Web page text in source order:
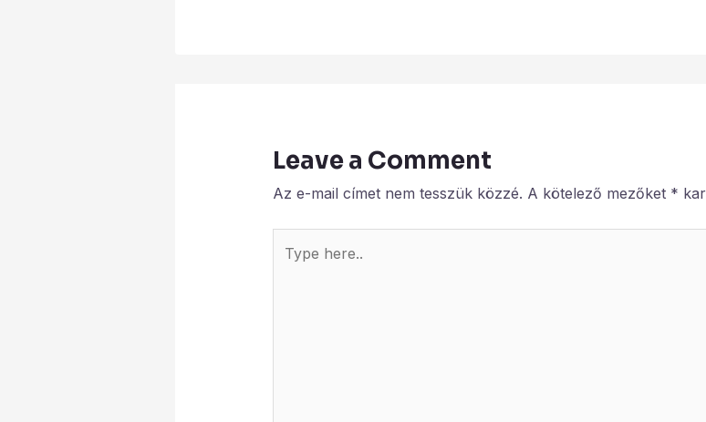
Leave a Comment
Az e-mail címet nem tesszük közzé. A kötelező mezőket *
here..